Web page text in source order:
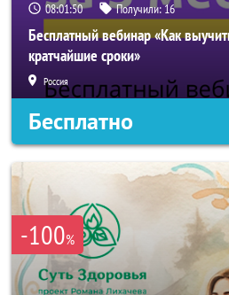
08:01:48 Получили:16
Бесплатный вебинар «Как
кратчайшие сроки»
Россия
Бесплатно
-100%